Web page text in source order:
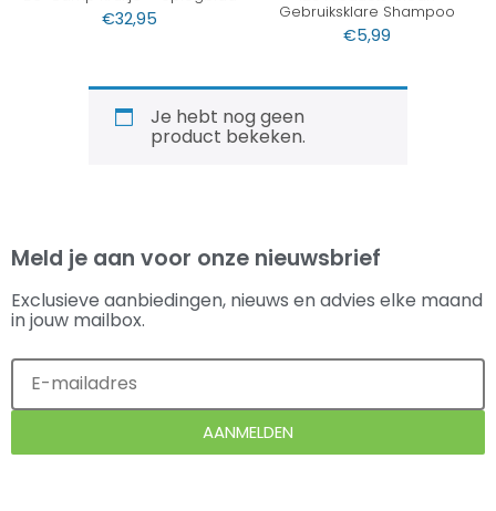
€32,95
Gebruiksklare Shampoo
€5,99
Je hebt nog geen
product bekeken.
Meld je aan voor onze nieuwsbrief
Exclusieve aanbiedingen, nieuws en advies elke maand
in jouw mailbox.
AANMELDEN